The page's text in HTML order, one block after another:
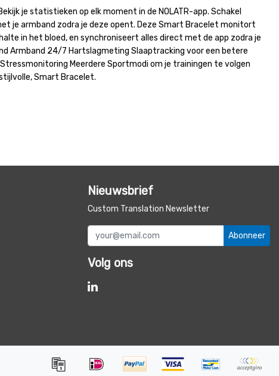
je statistieken op elk moment in de NOLATR-app. Schakel
je armband zodra je deze opent. Deze Smart Bracelet monitort
in het bloed, en synchroniseert alles direct met de app zodra je
Armband 24/7 Hartslagmeting Slaaptracking voor een betere
Meerdere Sportmodi om je trainingen te volgen
Smart Bracelet.
Nieuwsbrief
Custom Translation Newsletter
Abonneer
Volg ons